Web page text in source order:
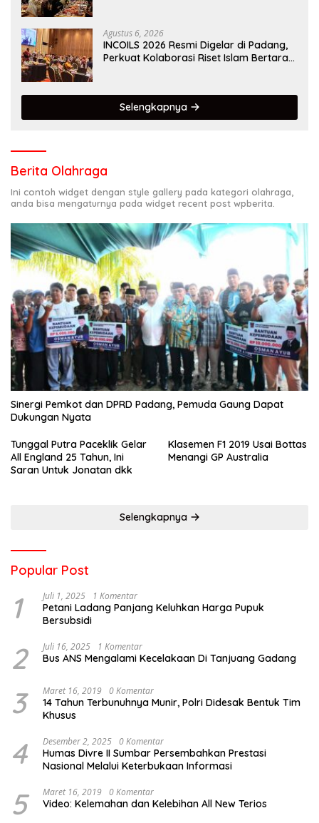
Agustus 6, 2026
INCOILS 2026 Resmi Digelar di Padang,
Perkuat Kolaborasi Riset Islam Bertaraf
Selengkapnya
Berita Olahraga
Ini contoh widget dengan style gallery pada kategori olahraga,
anda bisa mengaturnya pada widget recent post wpberita.
Sinergi Pemkot dan DPRD Padang, Pemuda Gaung Dapat
Dukungan Nyata
Tunggal Putra Paceklik Gelar
All England 25 Tahun, Ini
Saran Untuk Jonatan dkk
Klasemen F1 2019 Usai Bottas
Menangi GP Australia
Selengkapnya
Popular Post
1 Juli 1, 2025 1 Komentar
Petani Ladang Panjang Keluhkan Harga Pupuk
Bersubsidi
2 Juli 16, 2025 1 Komentar
Bus ANS Mengalami Kecelakaan Di Tanjuang Gadang
3 Maret 16, 2019 0 Komentar
14 Tahun Terbunuhnya Munir, Polri Didesak Bentuk Tim
Khusus
4 Desember 2, 2025 0 Komentar
Humas Divre II Sumbar Persembahkan Prestasi
Nasional Melalui Keterbukaan Informasi
5 Maret 16, 2019 0 Komentar
Video: Kelemahan dan Kelebihan All New Terios